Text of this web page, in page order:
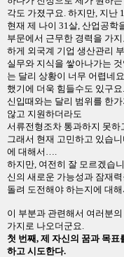
각도 가졌구요. 하지만, 지난 1
현재 제 나이 31살, 산업공학
부문에서 근무한 경력을 가
하게 외국계 기업 생산관리
실무와 지식을 쌓아나가는
는 달리 상황이 너무 어렵네요
했기에 더욱 힘들수도 있구요.
신입때와는 달리 범위를 한
않고 지원하더라도
서류전형조차 통과하지 못하
그래서 현재 고민하고 있습
에 대해서 ….
하지만, 여전히 잘 모르겠습
신의 새로운 가능성과 잠재
돌려 도전해야 하는지에 대
이 부분과 관련해서 여러분
가지로 나오더군요.
첫 번째, 제 자신의 꿈과 목표
하고 시도한다.